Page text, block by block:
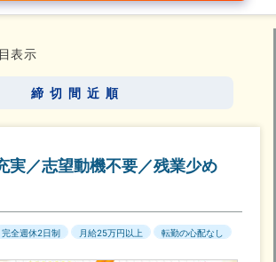
少なめ（1日1時間以内）
表示
締切間近順
実／志望動機不要／残業少め
完全週休2日制 月給25万円以上 転勤の心配なし